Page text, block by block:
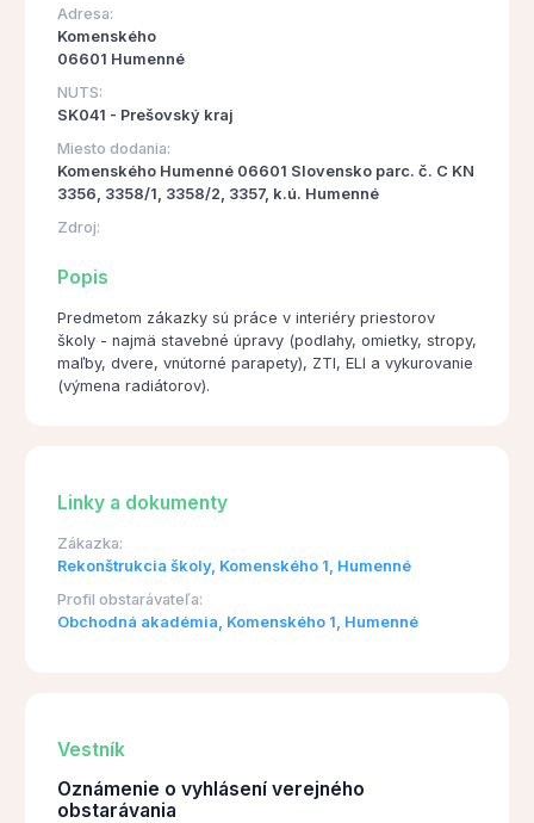
Adresa:
Komenského
06601 Humenné
NUTS:
SK041 - Prešovský kraj
Miesto dodania:
Komenského Humenné 06601 Slovensko parc. č. C KN
3356, 3358/1, 3358/2, 3357, k.ú. Humenné
Zdroj:
Popis
Predmetom zákazky sú práce v interiéry priestorov
školy - najmä stavebné úpravy (podlahy, omietky, stropy,
maľby, dvere, vnútorné parapety), ZTI, ELI a vykurovanie
(výmena radiátorov).
Linky a dokumenty
Zákazka:
Rekonštrukcia školy, Komenského 1, Humenné
Profil obstarávateľa:
Obchodná akadémia, Komenského 1, Humenné
Vestník
Oznámenie o vyhlásení verejného
obstarávania